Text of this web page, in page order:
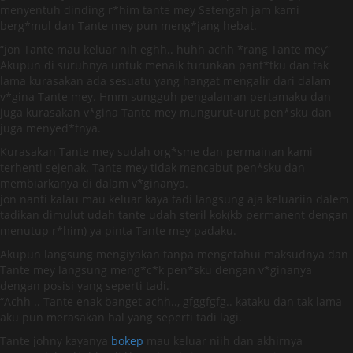
menyentuh dinding r*him tante mey Setengah jam kami
berg*mul dan Tante mey pun meng*jang hebat.
“jon Tante mau keluar nih eghh.. huhh achh *rang Tante mey”
Akupun di suruhnya untuk menaik turunkan pant*tku dan tak
lama kurasakan ada sesuatu yang hangat mengalir dari dalam
v*gina Tante mey. Hmm sungguh pengalaman pertamaku dan
juga kurasakan v*gina Tante mey mungurut-urut pen*sku dan
juga menyed*tnya.
Kurasakan Tante mey sudah org*sme dan permainan kami
terhenti sejenak. Tante mey tidak mencabut pen*sku dan
membiarkanya di dalam v*ginanya.
jon nanti kalau mau keluar kaya tadi langsung aja keluariin dalem
tadikan dimulut udah tante udah steril kok(kb permanent dengan
menutup r*him) ya pinta Tante mey padaku.
Akupun langsung mengiyakan tanpa mengetahui maksudnya dan
Tante mey langsung meng*c*k pen*sku dengan v*ginanya
dengan posisi yang seperti tadi.
“Achh .. Tante enak banget achh.., gfggfgfg.. kataku dan tak lama
aku pun merasakan hal yang seperti tadi lagi.
Tante johny kayanya bokep mau keluar niih dan akhirnya